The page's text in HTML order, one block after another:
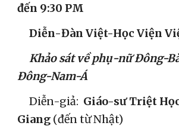
đến 9:30 PM
Diễn-Đàn Việt-Học Viện
Khảo sát về phụ-nữ Đông-
Đông-Nam-Á
Diễn-giả:
Giáo-sư Triệt
Giang (đến từ Nhật)